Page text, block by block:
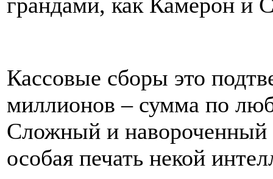
Кассовые сборы это
миллионов – сумма по
Сложный и
особая печать некой